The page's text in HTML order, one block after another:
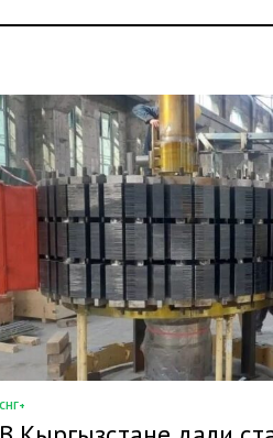
ОПУБЛИКОВАНО
В
СНГ+